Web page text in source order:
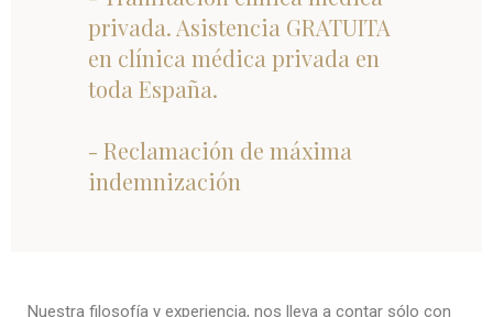
privada. Asistencia GRATUITA
en clínica médica privada en
toda España.
- Reclamación de máxima
indemnización
Nuestra filosofía y experiencia, nos lleva a contar sólo con